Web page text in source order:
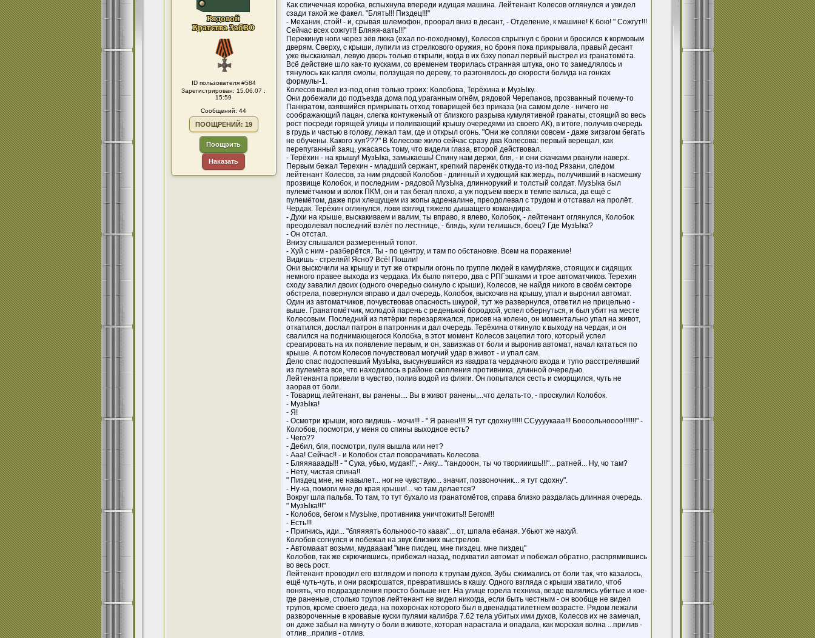
ID пользователя #584
Зарегистрирован: 15.06.07 :
15:59
Сообщений: 44
ПООЩРЕНИЙ: 19
Поощрить
Наказать
Как спичечная коробка, вспыхнула впереди идущая машина. Лейтенант Колесов оглянулся и увидел
сзади такой же факел. "Блять!!! Пиздец!!!"
- Механик, стой! - и, срывая шлемофон, проорал вниз в десант, - Отделение, к машине! К бою! " Сожгут!!!
Сейчас всех сожгут!! Бляяя-аать!!!"
Перекинув ноги через зёв люка (ехал по-походному), Колесов спрыгнул с брони и бросился к кормовым
дверям. Сверху, с крыши, лупили из стрелкового оружия, но броня пока прикрывала, правый десант
уже выскакивал, левую дверь только открыли, когда в их бэху попал первый выстрел из гранатомёта.
Всё действие шло как-то кусками, со временем творилась странная штука, оно то замедлялось и
тянулось как капля смолы, ползущая по дереву, то разгонялось до скорости болида на гонках
формулы-1.
Колесов вывел из-под огня только троих: Колобова, Терёхина и МузЫку.
Они добежали до подъезда дома под ураганным огнём, рядовой Черепанов, прозванный почему-то
Панкратом, взявшийся прикрывать отход товарищей без приказа (на самом деле - ничего не
соображающий пацан, слегка контуженый от близкого разрыва кумулятивной гранаты, стоящий во весь
рост посреди горящей улицы и поливающий крышу очередями из своего АК), в итоге, получив очередь
в грудь и частью в голову, лежал там, где и открыл огонь. "Они же сопляки совсем - даже зигзагом бегать
не обучены. Какого хуя???" В Колесове жило сейчас сразу два Колесова: первый верещал, как
перепуганный заяц, ужасаясь тому, что видели глаза, второй действовал.
- Терёхин - на крышу! МузЫка, замыкаешь! Спину нам держи, бля, - и они скачками рванули наверх.
Первым бежал Терехин - младший сержант, крепкий паренёк откуда-то из-под Рязани, следом
лейтенант Колесов, за ним рядовой Колобов - длинный и худющий как жердь, получивший в насмешку
прозвище Колобок, и последним - рядовой МузЫка, длиннорукий и толстый солдат. МузЫка был
пулемётчиком и волок ПКМ, он и так бегал плохо, а уж подъём вверх в темпе вальса, да ещё с
пулемётом, даже при хлещущем из жопы адреналине, преодолевал с трудом и отставал на пролёт.
Чердак. Терёхин оглянулся, ловя взгляд тяжело дышащего командира.
- Духи на крыше, выскакиваем и валим, ты вправо, я влево, Колобок, - лейтенант оглянулся, Колобок
преодолевал последний взлёт по лестнице, - блядь, хули телишься, боец? Где МузЫка?
- Он отстал.
Внизу слышался размеренный топот.
- Хуй с ним - разберётся. Ты - по центру, и там по обстановке. Всем на поражение!
Видишь - стреляй! Ясно? Всё! Пошли!
Они выскочили на крышу и тут же открыли огонь по группе людей в камуфляже, стоящих и сидящих
немного правее выхода из чердака. Их было пятеро, два с РПГэшками и трое автоматчиков. Терехин
сходу завалил двоих (одного очередью скинуло с крыши), Колесов, не найдя никого в своём секторе
обстрела, повернулся вправо и дал очередь, Колобок, выскочив на крышу, упал и выронил автомат.
Один из автоматчиков, почувствовав опасность шкурой, тут же развернулся, ответил не прицельно -
выше. Гранатомётчик, молодой парень с реденькой бородкой, успел обернуться, и был убит на месте
Колесовым. Последний из пятёрки перезаряжался, присев на колено, он моментально упал на живот,
откатился, дослал патрон в патронник и дал очередь. Терёхина откинуло к выходу на чердак, и он
свалился на поднимающегося Колобка, в этот момент Колесов зацепил того, который успел
среагировать на их появление первым, и он, завизжав от боли и выронив автомат, начал кататься по
крыше. А потом Колесов почувствовал могучий удар в живот - и упал сам.
Дело спас подоспевший МузЫка, высунувшийся из квадрата чердачного входа и тупо расстрелявший
из пулемёта все, что находилось в районе скопления противника, длинной очередью.
Лейтенанта привели в чувство, полив водой из фляги. Он попытался сесть и сморщился, чуть не
заорав от боли.
- Товарищ лейтенант, вы ранены.... Вы в живот ранены,...что делать-то, - проскулил Колобок.
- МузЫка!
- Я!
- Осмотри крыши, кого видишь - мочи!!! - " Я ранен!!!! Я тут сдохну!!!!!! ССуууукааа!!! Боооольноооо!!!!!!!" -
Колобов, посмотри, у меня со спины выходное есть?
- Чего??
- Дебил, бля, посмотри, пуля вышла или нет?
- Ааа! Сейчас!! - и Колобок стал поворачивать Колесова.
- Бляяяааадь!!! - " Сука, убью, мудак!!", - Акку... "гандооон, ты чо творииишь!!!"... ратней... Ну, чо там?
- Нету, чистая спина!!
" Пиздец мне, не навылет... ног не чувствую... значит, позвоночник... я тут сдохну".
- Ну-ка, помоги мне до края крыши!... чо там делается?
Вокруг шла пальба. То там, то тут бухало из гранатомётов, справа близко раздалась длинная очередь.
" МузЫка!!!"
- Колобов, бегом к МузЫке, противника уничтожить!! Бегом!!!
- Есть!!!
- Пригнись, иди... "бляяяять больнооо-то кааак"... от, шпала ебаная. Убьют же нахуй.
Колобов согнулся и побежал на звук близких выстрелов.
- Автомааат возьми, мудаааак! "мне писдец. мне пиздец. мне пиздец"
Колобов, так же скрючившись, прибежал назад, подхватил автомат и побежал обратно, распрямившись
во весь рост.
Лейтенант проводил его взглядом и пополз к трупам духов. Зубы сжимались от боли так, что казалось,
ещё чуть-чуть, и они раскрошатся, превратившись в кашу. Одного взгляда с крыши хватило, чтоб
понять, что подразделения просто больше нет. На улице горела техника, везде валялись убитые и кое-
где раненые, столько трупов лейтенант не видел никогда, если быть честным - он вообще не видел
трупов, кроме своего деда, на похоронах которого был в двенадцатилетнем возрасте. Рядом лежали
развороченные в кровавые куски пулями калибра 7.62 тела убитых ими духов, Колесов их не замечал,
он даже забыл на минуту о боли в животе, которая нарастала и опадала, как морская волна ...прилив -
отлив...прилив - отлив.